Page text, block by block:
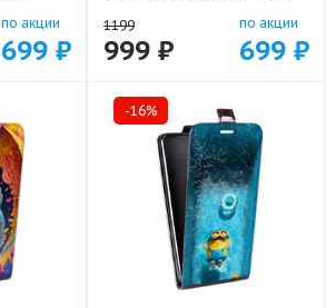
по акции
699 ₽
1199
999 ₽
по акции
699 ₽
-16%